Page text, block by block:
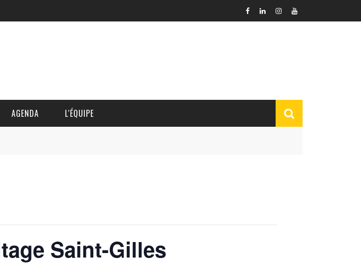
AGENDA L'ÉQUIPE
AGALMA PADAW0NE
JEREMY KUPROWSKI
Saint-Gilles